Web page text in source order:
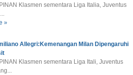
Klasmen sementara Liga Italia, Juventus
»
Allegri:Kemenangan Milan Dipengaruhi
Klasmen sementara Liga Itali, Juventus